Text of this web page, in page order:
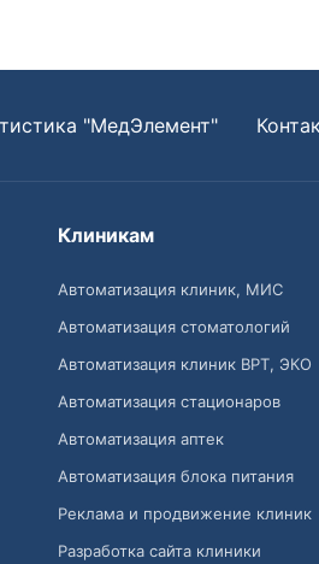
"МедЭлемент"
Клиникам
Автоматизация клиник, МИС
Автоматизация стоматологий
Автоматизация клиник ВРТ, ЭКО
Автоматизация стационаров
Автоматизация аптек
Автоматизация блока питания
Реклама и продвижение клиник
Разработка сайта клиники